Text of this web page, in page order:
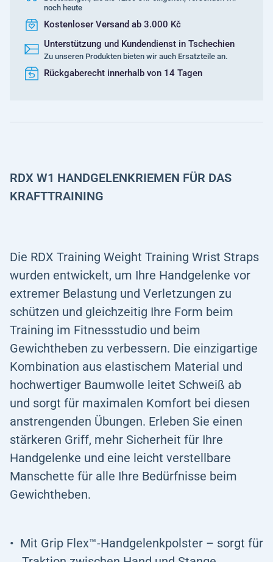
noch heute
Kostenloser Versand ab 3.000 Kč
Unterstützung und Kundendienst in Tschechien
Zu unseren Produkten bieten wir auch Ersatzteile an.
Rückgaberecht innerhalb von 14 Tagen
RDX W1 HANDGELENKRIEMEN FÜR DAS
KRAFTTRAINING
Die RDX Training Weight Training Wrist Straps
wurden entwickelt, um Ihre Handgelenke vor
extremer Belastung und Verletzungen zu
schützen und gleichzeitig Ihre Form beim
Training im Fitnessstudio und beim
Gewichtheben zu verbessern. Die einzigartige
Kombination aus elastischem Material und
hochwertiger Baumwolle leitet Schweiß ab
und sorgt für maximalen Komfort bei diesen
anstrengenden Übungen. Erleben Sie einen
stärkeren Griff, mehr Sicherheit für Ihre
Handgelenke und eine leicht verstellbare
Manschette für alle Ihre Bedürfnisse beim
Gewichtheben.
Mit Grip Flex™-Handgelenkpolster – sorgt für